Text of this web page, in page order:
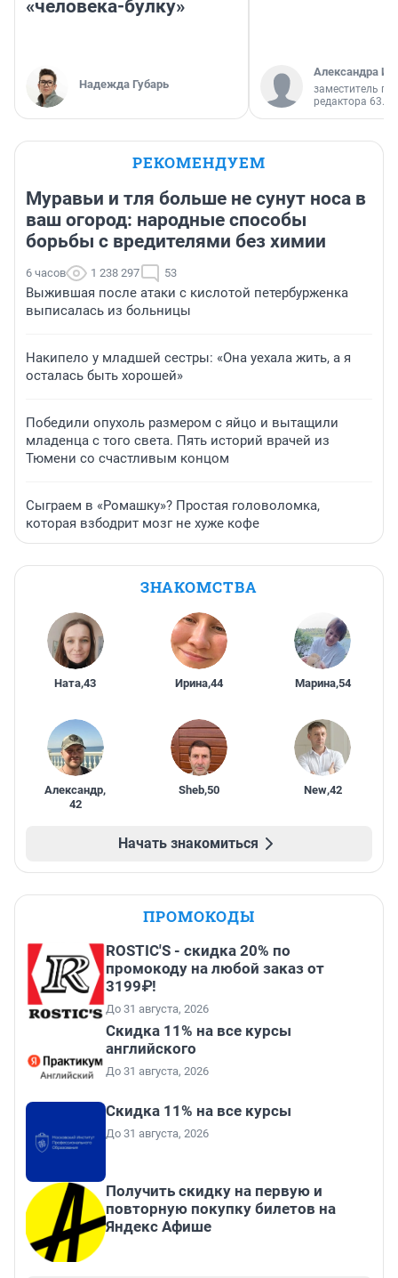
«человека-булку»
Надежда Губарь
Александра
заместитель
редактора 63.RU
РЕКОМЕНДУЕМ
Муравьи и тля больше не сунут носа в
ваш огород: народные способы
борьбы с вредителями без химии
6 часов 1 238 297 53
Выжившая после атаки с кислотой петербурженка
выписалась из больницы
Накипело у младшей сестры: «Она уехала жить, а я
осталась быть хорошей»
Победили опухоль размером с яйцо и вытащили
младенца с того света. Пять историй врачей из
Тюмени со счастливым концом
Сыграем в «Ромашку»? Простая головоломка,
которая взбодрит мозг не хуже кофе
ЗНАКОМСТВА
Ната,43 Ирина,44 Марина,54
Александр,
42
Sheb,50 New,42
Начать знакомиться
ПРОМОКОДЫ
ROSTIC'S - скидка 20% по
промокоду на любой заказ от
3199₽!
До 31 августа, 2026
Скидка 11% на все курсы
английского
До 31 августа, 2026
Скидка 11% на все курсы
До 31 августа, 2026
Получить скидку на первую и
повторную покупку билетов на
Яндекс Афише